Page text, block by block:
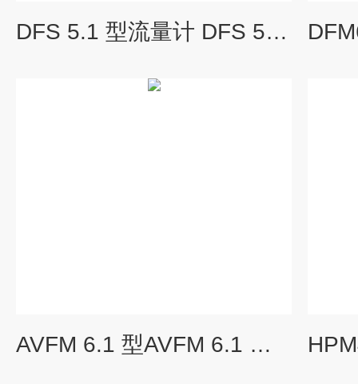
DFS 5.1 型流量计 DFS 5.1 管道流量的计量和控制
AVFM 6.1 型AVFM 6.1 面积速度流量计